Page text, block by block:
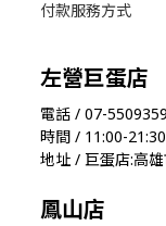
付款服務方式
左營巨蛋店
電話 / 07-5509359
時間 / 11:00-21:30
地址 / 巨蛋店:高
鳳山店